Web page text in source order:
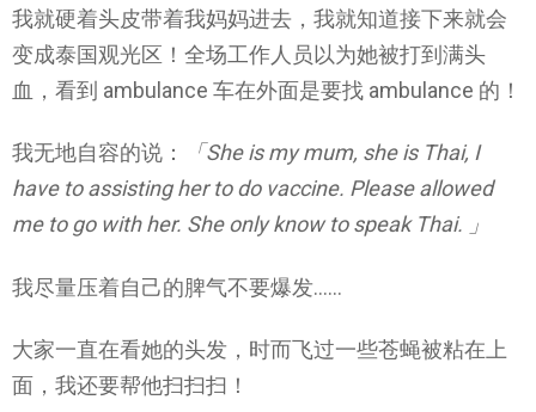
我就硬着头皮带着我妈妈进去，我就知道接下来就会
变成泰国观光区！全场工作人员以为她被打到满头
血，看到 ambulance 车在外面是要找 ambulance 的！
我无地自容的说：
「She is my mum, she is Thai, I
have to assisting her to do vaccine. Please allowed
me to go with her. She only know to speak Thai. 」
我尽量压着自己的脾气不要爆发……
大家一直在看她的头发，时而飞过一些苍蝇被粘在上
面，我还要帮他扫扫扫！